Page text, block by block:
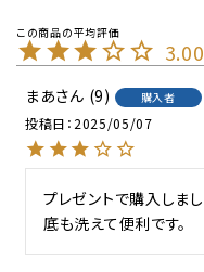
3.00
まあ
9 購入者
投稿日 2025/05/07
プレゼントで購入しまし
底も洗えて便利です。